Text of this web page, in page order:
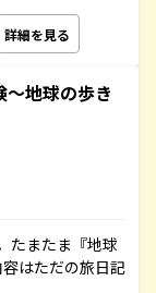
詳細を見る
地球の歩き
たまたま『地球
はただの旅日記